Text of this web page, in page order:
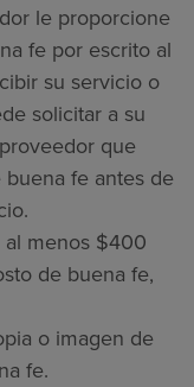
le proporcione
fe por escrito al
su servicio o
solicitar a su
que
fe antes de
al menos $400
de buena fe,
o imagen de
fe.